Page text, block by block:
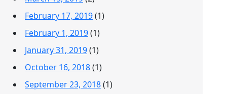
February 17, 2019(1)
February 1, 2019(1)
January 31, 2019(1)
October 16, 2018(1)
September 23, 2018(1)